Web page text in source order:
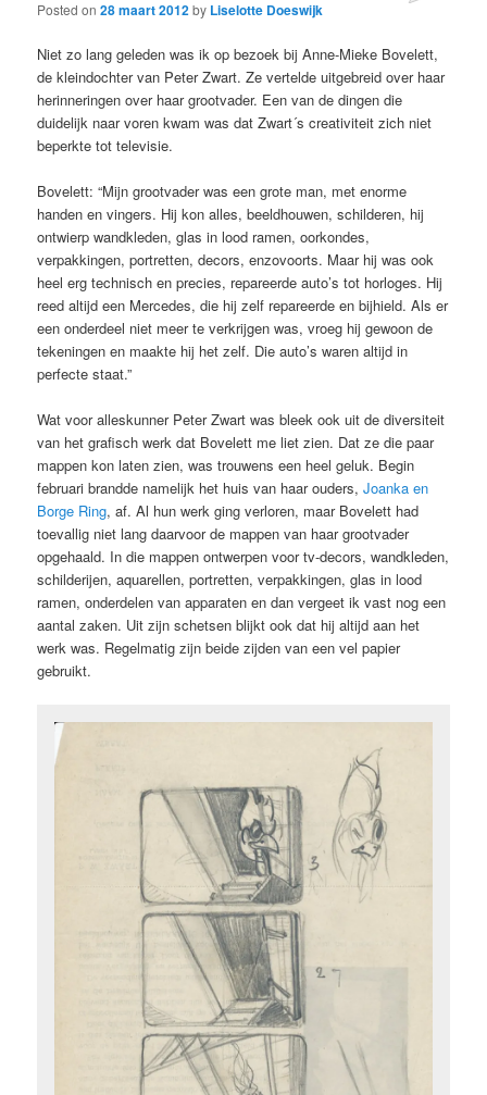
Posted on28 maart 2012by Liselotte Doeswijk
Niet zo lang geleden was ik op bezoek bij Anne-Mieke Bovelett,
de kleindochter van Peter Zwart. Ze vertelde uitgebreid over haar
herinneringen over haar grootvader. Een van de dingen die
duidelijk naar voren kwam was dat Zwart´s creativiteit zich niet
beperkte tot televisie.
Bovelett: “Mijn grootvader was een grote man, met enorme
handen en vingers. Hij kon alles, beeldhouwen, schilderen, hij
ontwierp wandkleden, glas in lood ramen, oorkondes,
verpakkingen, portretten, decors, enzovoorts. Maar hij was ook
heel erg technisch en precies, repareerde auto’s tot horloges. Hij
reed altijd een Mercedes, die hij zelf repareerde en bijhield. Als er
een onderdeel niet meer te verkrijgen was, vroeg hij gewoon de
tekeningen en maakte hij het zelf. Die auto’s waren altijd in
perfecte staat.”
Wat voor alleskunner Peter Zwart was bleek ook uit de diversiteit
van het grafisch werk dat Bovelett me liet zien. Dat ze die paar
mappen kon laten zien, was trouwens een heel geluk. Begin
februari brandde namelijk het huis van haar ouders,Joanka en
Borge Ring, af. Al hun werk ging verloren, maar Bovelett had
toevallig niet lang daarvoor de mappen van haar grootvader
opgehaald. In die mappen ontwerpen voor tv-decors, wandkleden,
schilderijen, aquarellen, portretten, verpakkingen, glas in lood
ramen, onderdelen van apparaten en dan vergeet ik vast nog een
aantal zaken. Uit zijn schetsen blijkt ook dat hij altijd aan het
werk was. Regelmatig zijn beide zijden van een vel papier
gebruikt.